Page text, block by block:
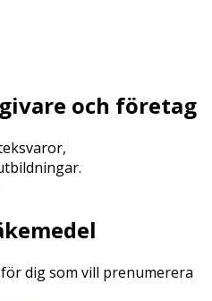
och företag
dig som vill prenumerera